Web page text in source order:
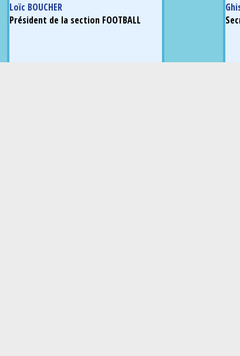
Loïc BOUCHER
Président de la section FOOTBALL